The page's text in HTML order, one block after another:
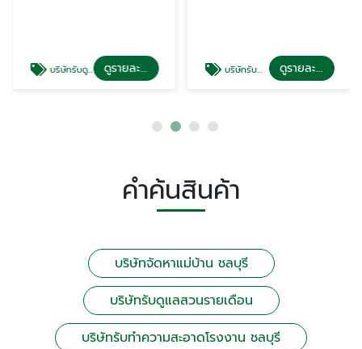
บริษัทรับดูแลสวนรายเดือน ดูรายละเอียด บริษัทรับทำความสะอาดโรงงาน ชลบุรี ดูรายละเอียด
คำค้นสินค้า
บริษัทจัดหาแม่บ้าน ชลบุรี
บริษัทรับดูแลสวนรายเดือน
บริษัทรับทำความสะอาดโรงงาน ชลบุรี